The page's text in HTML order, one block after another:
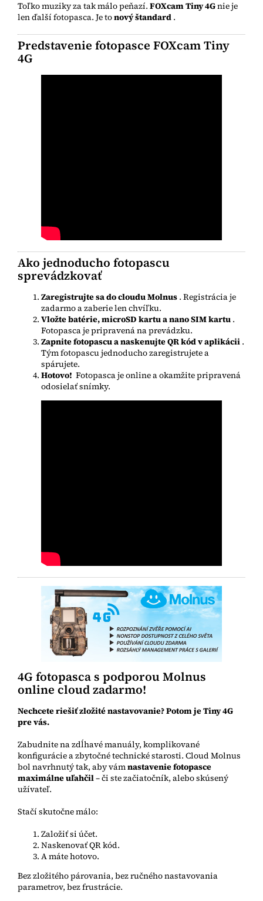
Toľko muziky za tak málo peňazí. FOXcam Tiny 4Gnie je
len ďalší fotopasca. Je tonový štandard .
Predstavenie fotopasce FOXcam Tiny
4G
Ako jednoducho fotopascu
sprevádzkovať
Zaregistrujte sa do cloudu Molnus . Registrácia je
zadarmo a zaberie len chvíľku.
Vložte batérie, microSD kartu a nano SIM kartu .
Fotopasca je pripravená na prevádzku.
Zapnite fotopascu a naskenujte QR kód v aplikácii .
Tým fotopascu jednoducho zaregistrujete a
spárujete.
Hotovo! Fotopasca je online a okamžite pripravená
odosielať snímky.
4G fotopasca s podporou Molnus
online cloud zadarmo!
Nechcete riešiť zložité nastavovanie? Potom je Tiny 4G
pre vás.
Zabudnite na zdĺhavé manuály, komplikované
konfigurácie a zbytočné technické starosti. Cloud Molnus
bol navrhnutý tak, aby vámnastavenie fotopasce
maximálne uľahčil– či ste začiatočník, alebo skúsený
užívateľ.
Stačí skutočne málo:
Založiť si účet.
Naskenovať QR kód.
A máte hotovo.
Bez zložitého párovania, bez ručného nastavovania
parametrov, bez frustrácie.